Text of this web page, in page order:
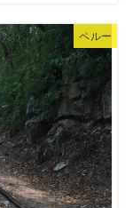
ペルー